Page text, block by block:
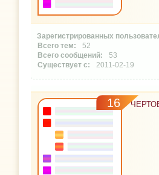
52
53
2011-02-19
16